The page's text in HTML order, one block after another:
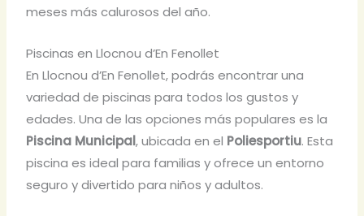
meses más calurosos del año.
Piscinas en Llocnou d’En Fenollet
En Llocnou d’En Fenollet, podrás encontrar una
variedad de piscinas para todos los gustos y
edades. Una de las opciones más populares es la
Piscina Municipal, ubicada en el Poliesportiu. Esta
piscina es ideal para familias y ofrece un entorno
seguro y divertido para niños y adultos.